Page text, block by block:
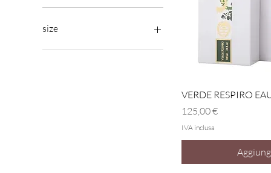
size
100 ml.
VERDE RESPIRO
Prezzo
125,00 €
IVA inclusa